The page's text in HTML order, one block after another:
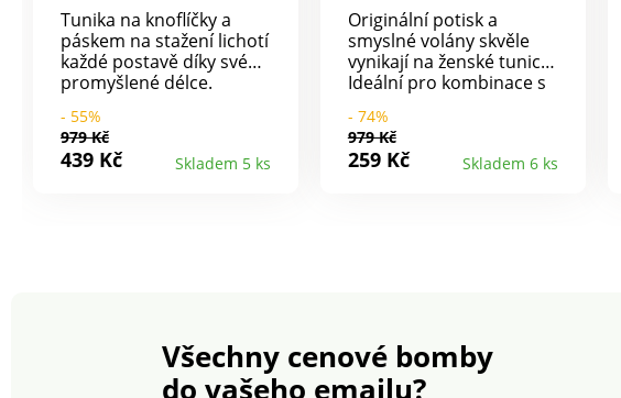
Tunika na knoflíčky a
páskem na stažení lichotí
každé postavě díky své
promyšlené délce.
Košilový límeček. Vpředu
knoflíková léga. Vzadu v
pase pružné přestřižení.
Lze prát v pračce.
- 55%
979 Kč
439 Kč Skladem 5 ks
Originální potisk a
smyslné volány skvěle
vynikají na ženské tunice.
Ideální pro kombinace s
bude skvělá. Krásný
potisk. Kulatý volánový
výstřih s průstřihem.
- 74%
979 Kč
259 Kč Skladem 6 ks
Všechny cenové bomby
do vašeho emailu?